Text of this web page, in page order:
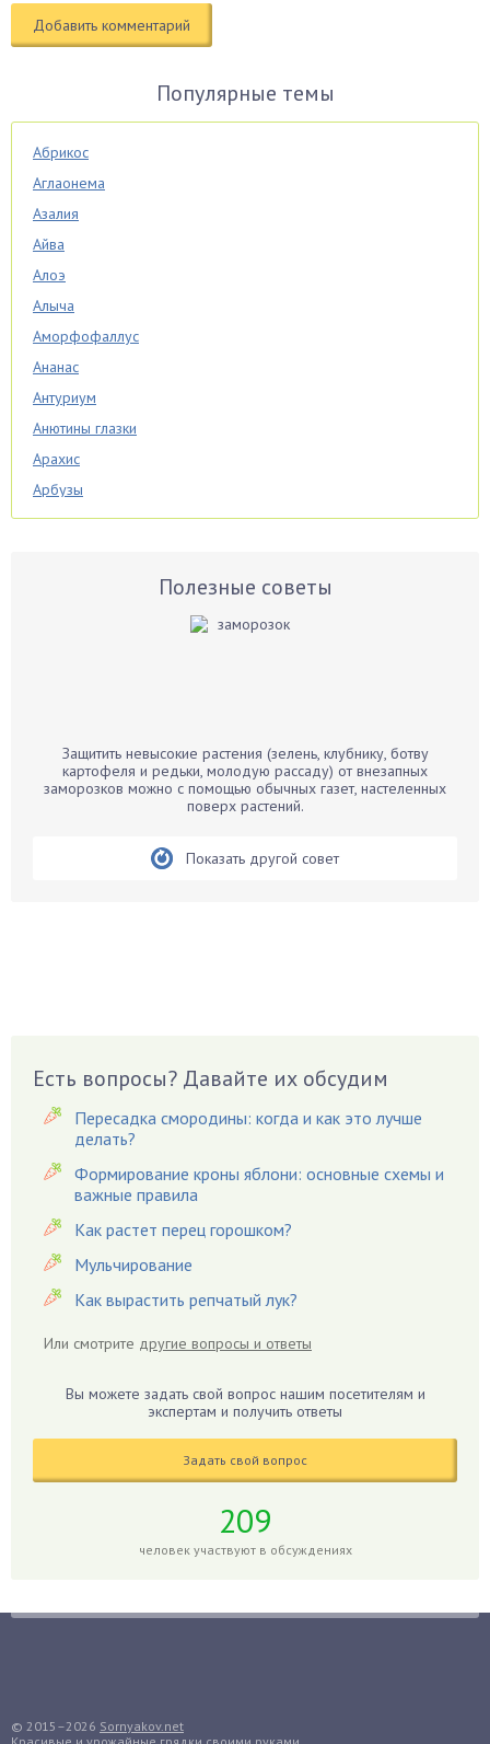
Популярные темы
Абрикос
Аглаонема
Азалия
Айва
Алоэ
Алыча
Аморфофаллус
Ананас
Антуриум
Анютины глазки
Арахис
Арбузы
Аспарагус
Бархатцы
Бегония
Вешенки
Виноград
Вредители
Гардения
Гацания
Гвоздики
Георгины
Гиацинт
Гладиолусы
Гранат
Полезные советы
Защитить невысокие растения (зелень, клубнику, ботву
картофеля и редьки, молодую рассаду) от внезапных
заморозков можно с помощью обычных газет, настеленных
поверх растений.
Показать другой совет
Есть вопросы? Давайте их обсудим
Пересадка смородины: когда и как это лучше
делать?
Формирование кроны яблони: основные схемы и
важные правила
Как растет перец горошком?
Мульчирование
Как вырастить репчатый лук?
Или смотрите другие вопросы и ответы
Вы можете задать свой вопрос нашим посетителям и
экспертам и получить ответы
Задать свой вопрос
209
человек участвуют в обсуждениях
© 2015–2026 Sornyakov.net